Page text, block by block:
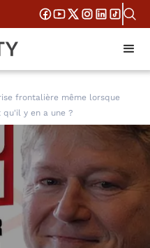
frontalière même lorsque
y en a une ?